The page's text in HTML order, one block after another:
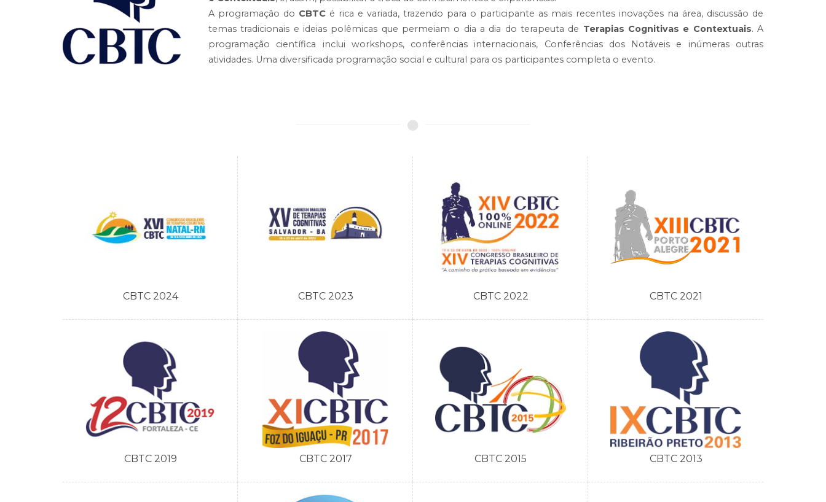
A programação do CBTC é rica e variada, trazendo para o participante as mais recentes inovações na área, discussão de
temas tradicionais e ideias polêmicas que permeiam o dia a dia do terapeuta de Terapias Cognitivas e Contextuais. A
programação científica inclui workshops, conferências internacionais, Conferências dos Notáveis e inúmeras outras
atividades. Uma diversificada programação social e cultural para os participantes completa o evento.
CBTC 2024 CBTC 2023 CBTC 2022 CBTC 2021
CBTC 2019 CBTC 2017 CBTC 2015 CBTC 2013